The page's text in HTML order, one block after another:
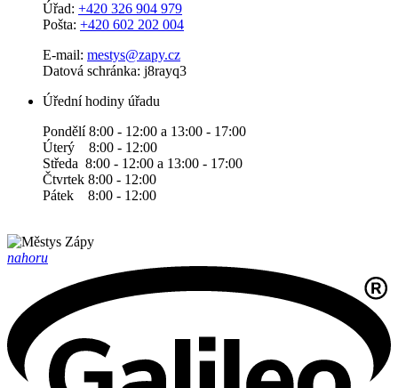
Úřad: +420 326 904 979
Pošta: +420 602 202 004
E-mail: mestys@zapy.cz
Datová schránka: j8rayq3
Úřední hodiny úřadu
Pondělí 8:00 - 12:00 a 13:00 - 17:00
Úterý 8:00 - 12:00
Středa 8:00 - 12:00 a 13:00 - 17:00
Čtvrtek 8:00 - 12:00
Pátek 8:00 - 12:00
nahoru